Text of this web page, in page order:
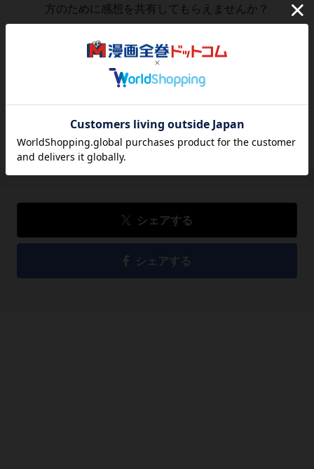
方のために感想を共有してもらえませんか？
レビューを書く
770
品切れ
シェアする
シェアする